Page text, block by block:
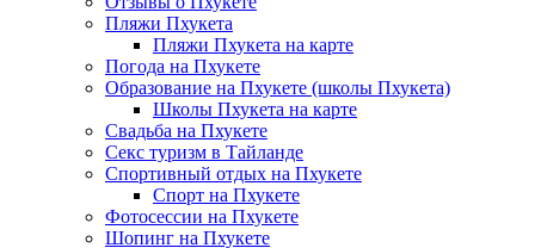
Пляжи Пхукета
Пляжи Пхукета на карте
Погода на Пхукете
Образование на Пхукете (школы Пхукета)
Школы Пхукета на карте
Свадьба на Пхукете
Секс туризм в Тайланде
Спортивный отдых на Пхукете
Спорт на Пхукете
Фотосессии на Пхукете
Шопинг на Пхукете